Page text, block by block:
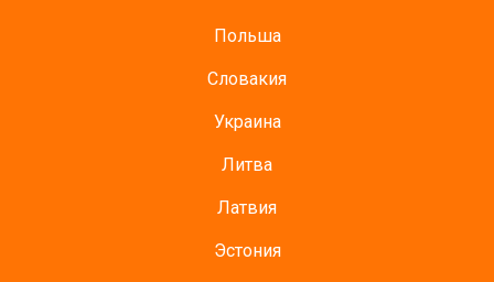
Польша
Словакия
Украина
Литва
Латвия
Эстония